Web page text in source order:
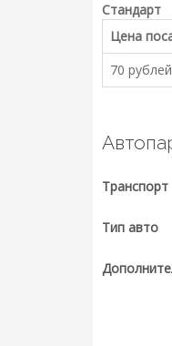
Стандарт
Цена
70 рублей
Транспорт
Тип авто